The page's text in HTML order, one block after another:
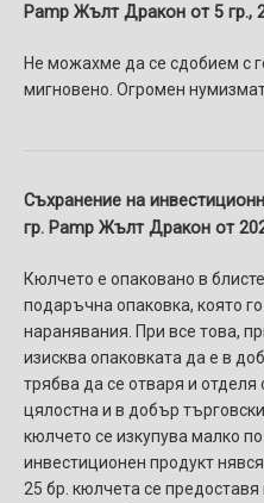
Pamp Жълт Дракон от 5 гр.,
Не можахме да се сдобием с
мигновено. Огромен
Съхранение на
гр. Pamp Жълт Дракон от
Кюлчето е опаковано в
подаръчна опаковка, която
наранявания. При все това,
изисква опаковката да е в
трябва да се отваря и
цялостна и в добър
кюлчето се изкупува малко
инвестиционен продукт
25 бр. кюлчета се предоставя